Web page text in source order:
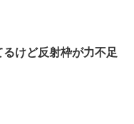
けど反射枠が力不足